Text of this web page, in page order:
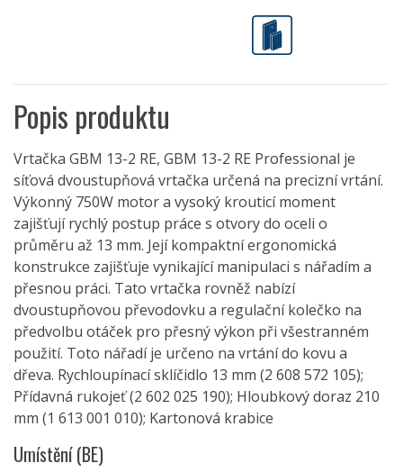
Popis produktu
Vrtačka GBM 13-2 RE, GBM 13-2 RE Professional je
síťová dvoustupňová vrtačka určená na precizní vrtání.
Výkonný 750W motor a vysoký krouticí moment
zajišťují rychlý postup práce s otvory do oceli o
průměru až 13 mm. Její kompaktní ergonomická
konstrukce zajišťuje vynikající manipulaci s nářadím a
přesnou práci. Tato vrtačka rovněž nabízí
dvoustupňovou převodovku a regulační kolečko na
předvolbu otáček pro přesný výkon při všestranném
použití. Toto nářadí je určeno na vrtání do kovu a
dřeva. Rychloupínací sklíčidlo 13 mm (2 608 572 105);
Přídavná rukojeť (2 602 025 190); Hloubkový doraz 210
mm (1 613 001 010); Kartonová krabice
Umístění (BE)